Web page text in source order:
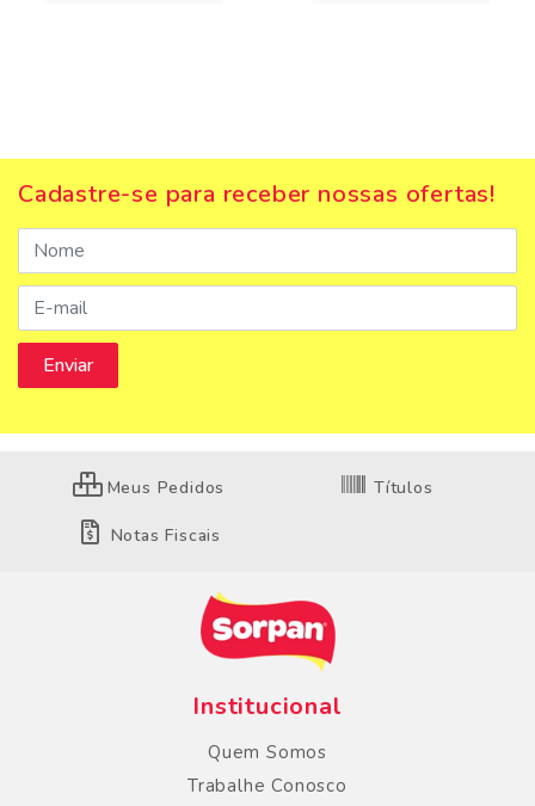
Cadastre-se para receber nossas ofertas!
Meus Pedidos Títulos
Notas Fiscais
Institucional
Quem Somos
Trabalhe Conosco